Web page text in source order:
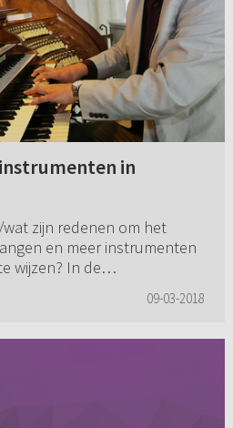
in
zijn redenen om het
en meer instrumenten
wijzen? In de
vind bijvoorbeeld ...09-03-2018